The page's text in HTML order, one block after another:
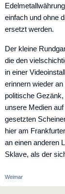
einfach und ohne
ersetzt werden.
Der kleine
die den
in einer
erinnern wieder
politische
unsere Medien
gesetzten
hier am
an einen anderen
Sklave, als der
Weimar